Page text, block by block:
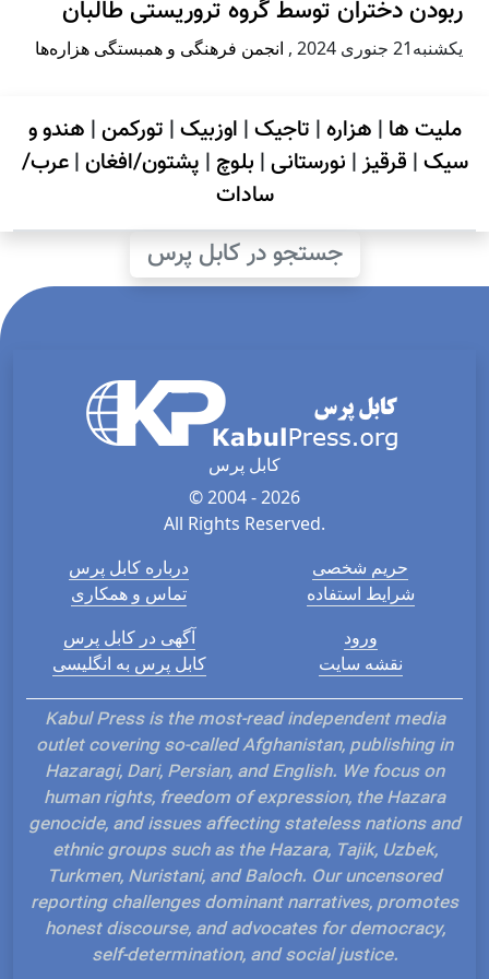
ربودن دختران توسط گروه تروریستی طالبان
يكشنبه21 جنوری 2024 , انجمن فرهنگی و همبستگی هزاره‌ها
ملیت ها | هزاره| تاجیک| اوزبیک| تورکمن| هندو و
سیک| قرقیز| نورستانی| بلوچ | پشتون/افغان|عرب/
سادات
جستجو در کابل پرس
کابل پرس
© 2004 - 2026
All Rights Reserved.
درباره کابل پرس
تماس و همکاری
حریم شخصی
شرایط استفاده
آگهی در کابل پرس
کابل پرس به انگلیسی
ورود
نقشه سایت
Kabul Press is the most-read independent media
outlet covering so-called Afghanistan, publishing in
Hazaragi, Dari, Persian, and English. We focus on
human rights, freedom of expression, the Hazara
genocide, and issues affecting stateless nations and
ethnic groups such as the Hazara, Tajik, Uzbek,
Turkmen, Nuristani, and Baloch. Our uncensored
reporting challenges dominant narratives, promotes
honest discourse, and advocates for democracy,
self-determination, and social justice.